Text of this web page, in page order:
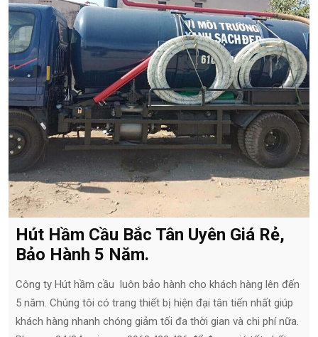
Hút Hầm Cầu Bắc Tân Uyên Giá Rẻ,
Bảo Hành 5 Năm.
Công ty Hút hầm cầu luôn bảo hành cho khách hàng lên đến
5 năm. Chúng tôi có trang thiết bị hiện đại tân tiến nhất giúp
khách hàng nhanh chóng giảm tối đa thời gian và chi phí nữa.